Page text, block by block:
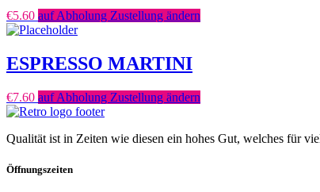
€5.60 auf Abholung Zustellung ändern
ESPRESSO MARTINI
€7.60 auf Abholung Zustellung ändern
Qualität ist in Zeiten wie diesen ein hohes Gut, welches für
Öffnungszeiten